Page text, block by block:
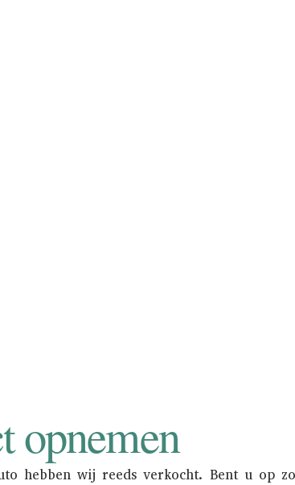
opnemen
hebben wij reeds verkocht. Bent u op